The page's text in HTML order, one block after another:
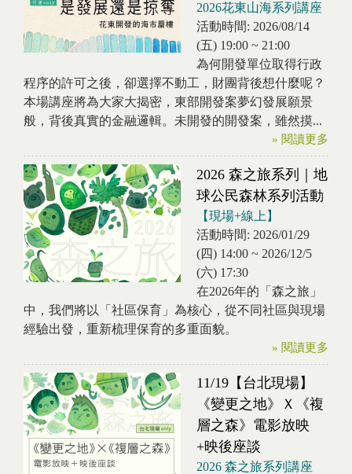
2026花東山海系列講座
活動時間: 2026/08/14
(五) 19:00 ~ 21:00
為何開發單位取得行政
程序的許可之後，卻選擇不動工，財團背後想什麼呢？
本場講座將為大家大揭密，東部開發案夢幻發展願景
般，背後真實的金融邏輯。未開發的開發案，雖然摸...
» 閱讀更多
2026 森之旅系列｜地
球公民森林系列活動
【現場+線上】
活動時間: 2026/01/29
(四) 14:00 ~ 2026/12/5
(六) 17:30
在2026年的「森之旅」
中，我們將以「社區保育」為核心，從不同社區與現場
經驗出發，重新梳理保育的多重面貌。
» 閱讀更多
11/19【台北現場】
《變更之地》Ｘ《複
層之森》電影放映
+映後座談
2026 森之旅系列講座